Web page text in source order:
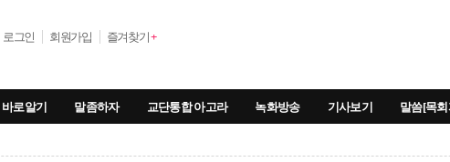
로그인 회원가입 즐겨찾기+
바로알기 말좀하자 교단통합 아고라 녹화방송 기사보기 말씀[목